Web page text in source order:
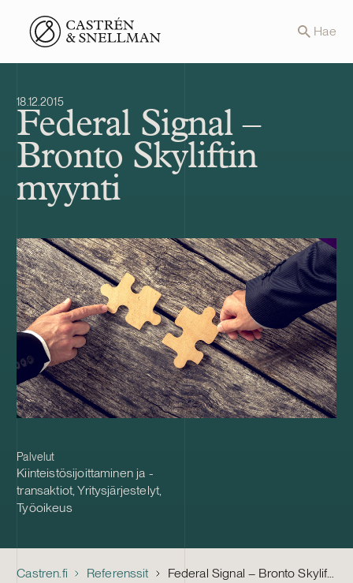
Front page Hae
18.12.2015
Federal Signal –
Bronto Skyliftin
myynti
Palvelut
Kiinteistösijoittaminen ja -
transaktiot,Yritysjärjestelyt,
Työoikeus
Castren.fi Referenssit Federal Signal – Bronto Skyliftin myynti